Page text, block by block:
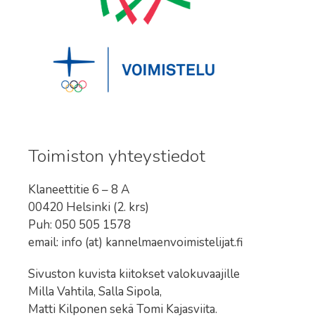
Toimiston yhteystiedot
Klaneettitie 6 – 8 A
00420 Helsinki (2. krs)
Puh: 050 505 1578
email: info (at) kannelmaenvoimistelijat.fi
Sivuston kuvista kiitokset valokuvaajille
Milla Vahtila, Salla Sipola,
Matti Kilponen sekä Tomi Kajasviita.